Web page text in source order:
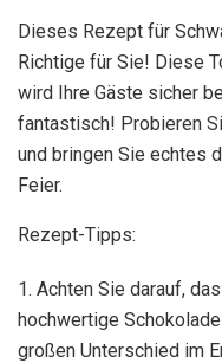
Dieses Rezept für
Richtige für Sie! Diese
wird Ihre Gäste sicher
fantastisch! Probieren
und bringen Sie echtes
Feier.
Rezept-Tipps:
1. Achten Sie darauf,
hochwertige
großen Unterschied im